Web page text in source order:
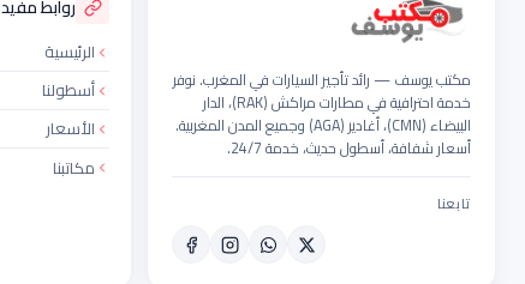
مكتب يوسف — رائد تأجير السيارات في المغرب. نوفر
خدمة احترافية في مطارات مراكش (RAK)، الدار
البيضاء (CMN)، أغادير (AGA) وجميع المدن المغربية.
أسعار شفافة، أسطول حديث، خدمة 24/7.
تابعنا
روابط
الرئيسية
أسطولنا
الأسعار
مكاتبنا